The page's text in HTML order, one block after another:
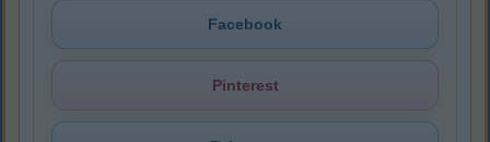
Facebook
Pinterest